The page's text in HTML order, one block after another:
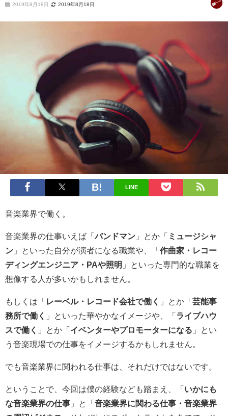
2019年8月18日 2019年8月18日
LINE
音楽業界で働く。
音楽業界の仕事いえば「 バンドマン 」とか「
ミュージシャ
ン 」といった自分が演者になる職業や、「 作曲家・レコー
ディングエンジニア・PAや照明 」といった専門的な職業を
想像する人が多いかもしれません。
もしくは「 レーベル・レコード会社で働く 」とか「 芸能事
務所で働く
」といった華やかなイメージや、「 ライブハウ
スで働く
」とか「 イベンターやプロモーターになる 」とい
う音楽現場での仕事をイメージするかもしれません。
でも音楽業界に関われる仕事は、それだけではないです。
ということで、今回は僕の経験なども踏まえ、「 いかにも
な音楽業界の仕事 」と「 音楽業界に関わる仕事・音楽業界